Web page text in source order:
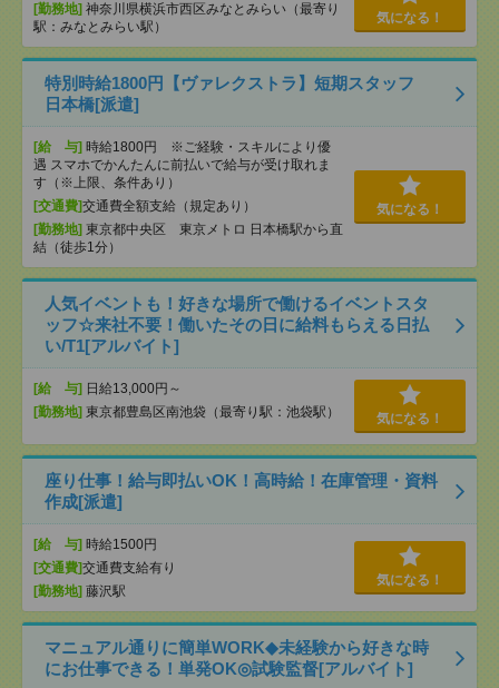
[勤務地] 神奈川県横浜市西区みなとみらい（最寄り
駅：みなとみらい駅）
気になる！
特別時給1800円【ヴァレクストラ】短期スタッフ
日本橋[派遣]
[給 与] 時給1800円 ※ご経験・スキルにより優
遇 スマホでかんたんに前払いで給与が受け取れま
す（※上限、条件あり）
[交通費]交通費全額支給（規定あり）
[勤務地] 東京都中央区 東京メトロ 日本橋駅から直
結（徒歩1分）
気になる！
人気イベントも！好きな場所で働けるイベントスタ
ッフ☆来社不要！働いたその日に給料もらえる日払
い/T1[アルバイト]
[給 与] 日給13,000円～
[勤務地] 東京都豊島区南池袋（最寄り駅：池袋駅） 気になる！
座り仕事！給与即払いOK！高時給！在庫管理・資料
作成[派遣]
[給 与] 時給1500円
[交通費]交通費支給有り
[勤務地] 藤沢駅
気になる！
マニュアル通りに簡単WORK◆未経験から好きな時
にお仕事できる！単発OK◎試験監督[アルバイト]